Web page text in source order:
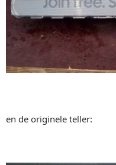
en de originele teller: